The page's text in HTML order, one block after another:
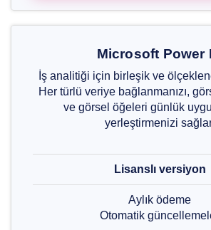
Microsoft Power
İş analitiği için birleşik ve
Her türlü veriye bağlanmanızı,
ve görsel öğeleri günlük
yerleştirmenizi
Lisanslı versiyon
Aylık ödeme
Otomatik